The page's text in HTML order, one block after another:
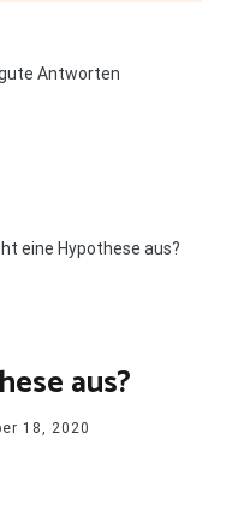
Antworten
eine Hypothese aus?
aus?
18, 2020